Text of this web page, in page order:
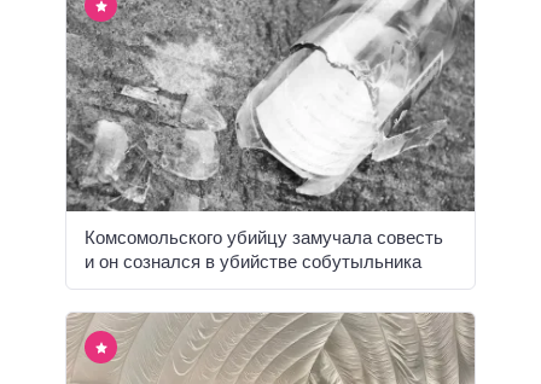
Комсомольского убийцу замучала совесть
и он сознался в убийстве собутыльника